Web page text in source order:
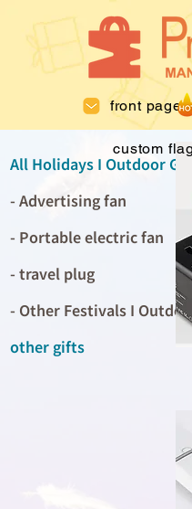
front page
custom
All Holidays I Outdoor Gifts
- Advertising fan
- Portable electric fan
- travel plug
- Other Festivals I
other gifts